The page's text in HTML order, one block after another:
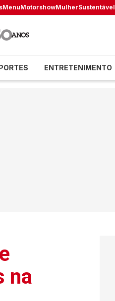
MenuMotorshowMulherSustentável
ENTRETENIMENTO
na